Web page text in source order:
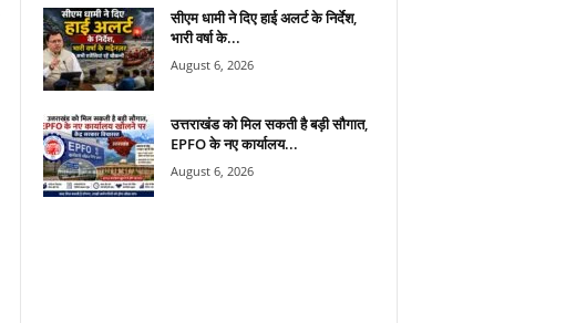
सीएम धामी ने दिए हाई अलर्ट के निर्देश,
भारी वर्षा के...
August 6, 2026
उत्तराखंड को मिल सकती है बड़ी सौगात,
EPFO के नए कार्यालय...
August 6, 2026